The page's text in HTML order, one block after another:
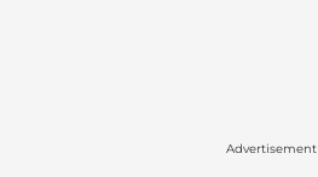
Advertisement